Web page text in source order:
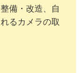
備・改造、自
るカメラの取